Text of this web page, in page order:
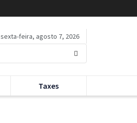
sexta-feira, agosto 7, 2026
Taxes